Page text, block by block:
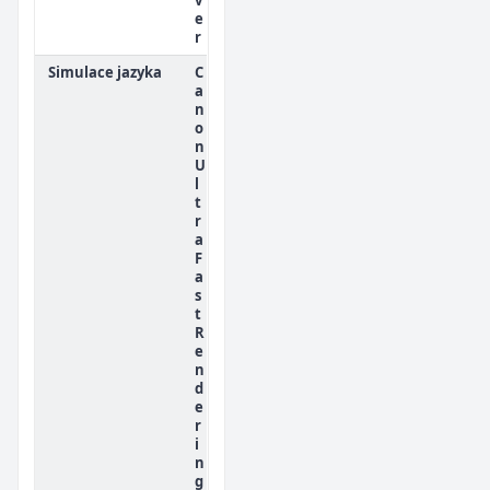
e
r
Simulace jazyka
C
a
n
o
n
U
l
t
r
a
F
a
s
t
R
e
n
d
e
r
i
n
g